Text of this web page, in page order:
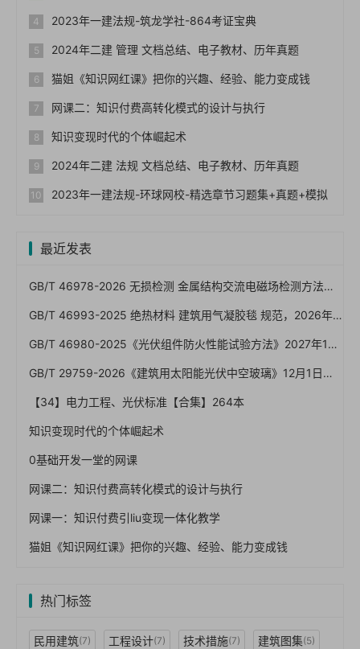
2023年一建法规-筑龙学社-864考证宝典
2024年二建 管理 文档总结、电子教材、历年真题
猫姐《知识网红课》把你的兴趣、经验、能力变成钱
网课二：知识付费高转化模式的设计与执行
知识变现时代的个体崛起术
2024年二建 法规 文档总结、电子教材、历年真题
2023年一建法规-环球网校-精选章节习题集+真题+模拟
最近发表
GB/T 46978-2026 无损检测 金属结构交流电磁场检测方法（一文读懂）
GB/T 46993-2025 绝热材料 建筑用气凝胶毯 规范，2026年7月1日已实施！免费下载
GB/T 46980-2025《光伏组件防火性能试验方法》2027年1月1日实施：屋顶光伏防火怎么验、A/B/C级怎么卡
GB/T 29759-2026《建筑用太阳能光伏中空玻璃》12月1日实施：BIPV发电安全红线与验收怎么卡
【34】电力工程、光伏标准【合集】264本
知识变现时代的个体崛起术
0基础开发一堂的网课
网课二：知识付费高转化模式的设计与执行
网课一：知识付费引liu变现一体化教学
猫姐《知识网红课》把你的兴趣、经验、能力变成钱
热门标签
民用建筑(7) 工程设计(7) 技术措施(7) 建筑图集(5)